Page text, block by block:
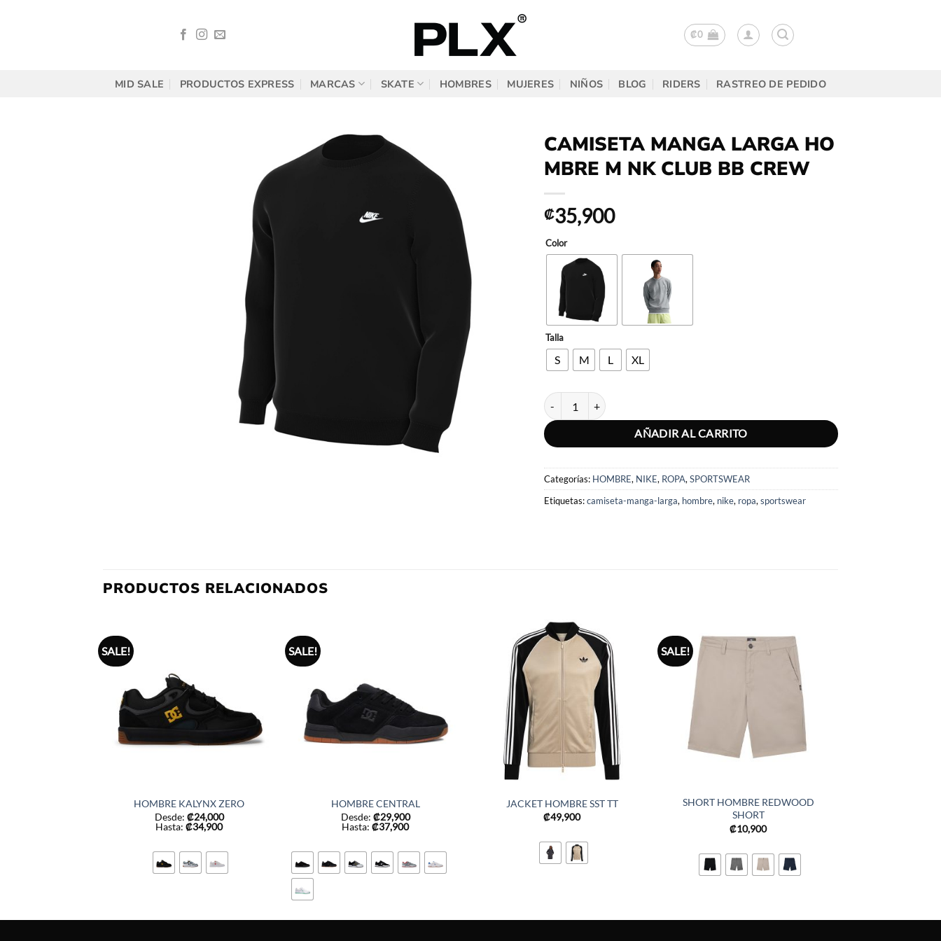
₡0
MID SALE PRODUCTOS EXPRESS MARCAS SKATE HOMBRES MUJERES NIÑOS BLOG RIDERS RASTREO DE PEDIDO
CAMISETA MANGA LARGA HO
MBRE M NK CLUB BB CREW
₡35,900
Color
Talla
S M L XL
CAMISETA MANGA LARGA HOMBRE M NK CLUB BB CREW cantidad
AÑADIR AL CARRITO
Categorías: HOMBRE, NIKE, ROPA, SPORTSWEAR
Etiquetas:camiseta-manga-larga, hombre, nike, ropa, sportswear
PRODUCTOS RELACIONADOS
SALE!
HOMBRE KALYNX ZERO
Desde: ₡24,000
Hasta:₡34,900
SALE!
HOMBRE CENTRAL
Desde: ₡29,900
Hasta:₡37,900
JACKET HOMBRE SST TT
₡49,900
SALE!
SHORT HOMBRE REDWOOD
SHORT
₡10,900